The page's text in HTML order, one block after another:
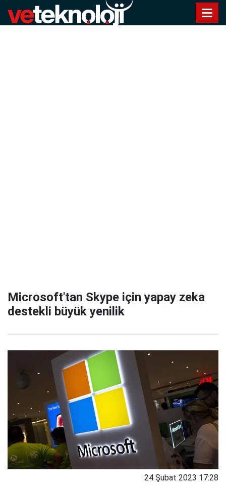
Microsoft'tan Skype için yapay zeka
destekli büyük yenilik
24 Şubat 2023 17:28